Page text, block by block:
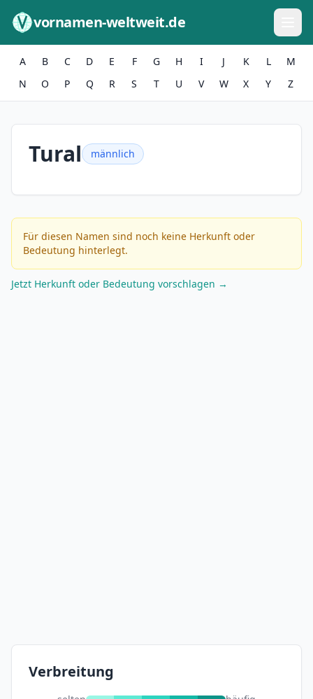
vornamen-weltweit.de
A B C D E F G H I J K L
M
N
O P Q R S T U V W X Y Z
Tural männlich
Für diesen Namen sind noch keine Herkunft oder
Bedeutung hinterlegt.
Jetzt Herkunft oder Bedeutung vorschlagen →
Verbreitung